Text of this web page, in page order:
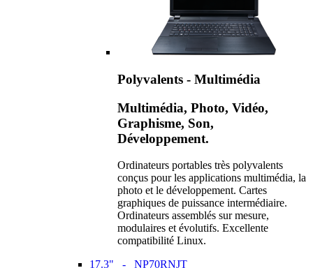
Polyvalents - Multimédia
Multimédia, Photo, Vidéo,
Graphisme, Son,
Développement.
Ordinateurs portables très polyvalents
conçus pour les applications multimédia, la
photo et le développement. Cartes
graphiques de puissance intermédiaire.
Ordinateurs assemblés sur mesure,
modulaires et évolutifs. Excellente
compatibilité Linux.
17.3" - NP70RNJT